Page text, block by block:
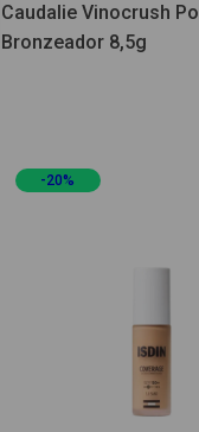
Caudalie Vinocrush Po
Bronzeador 8,5g
-20%